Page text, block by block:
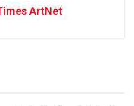
ArtNet